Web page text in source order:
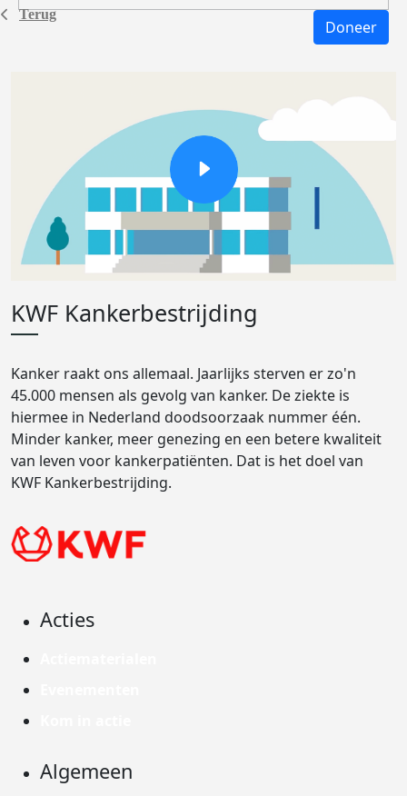
Terug
Doneer
KWF Kankerbestrijding
Kanker raakt ons allemaal. Jaarlijks sterven er zo'n
45.000 mensen als gevolg van kanker. De ziekte is
hiermee in Nederland doodsoorzaak nummer één.
Minder kanker, meer genezing en een betere kwaliteit
van leven voor kankerpatiënten. Dat is het doel van
KWF Kankerbestrijding.
Acties
Algemeen